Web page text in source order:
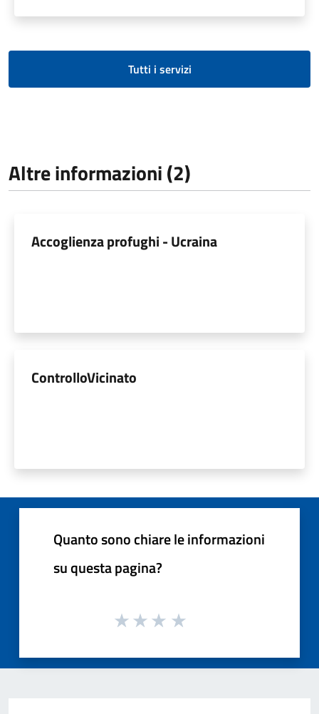
Tutti i servizi
Altre informazioni (2)
Accoglienza profughi - Ucraina
ControlloVicinato
Quanto sono chiare le informazioni
su questa pagina?